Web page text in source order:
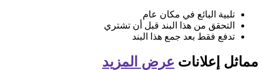
تلبية البائع في مكان عام
التحقق من هذا البند قبل أن تشتري
تدفع فقط بعد جمع هذا البند
مماثل إعلانات عرض المزيد